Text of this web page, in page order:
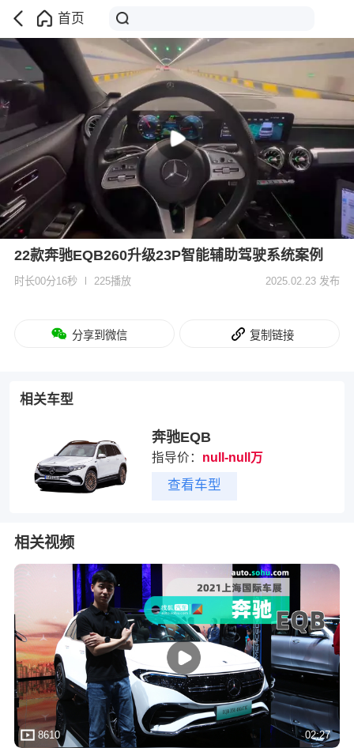
首页
22款奔驰EQB260升级23P智能辅助驾驶系统案例
时长00分16秒 225播放 2025.02.23 发布
分享到微信 复制链接
相关车型
奔驰EQB
指导价： null-null万
查看车型
相关视频
8610 02:27